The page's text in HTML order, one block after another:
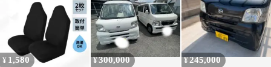
¥ 1,580 ¥300,000 ¥245,000